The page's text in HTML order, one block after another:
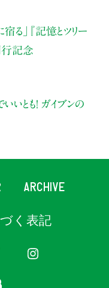
る」
『記憶とツリー
行記念
いとも！ ガイブンの
ARCHIVE
く表記